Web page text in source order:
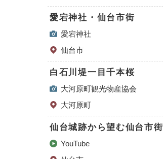
愛宕神社・仙台市街
愛宕神社
仙台市
白石川堤一目千本桜
大河原町観光物産協会
大河原町
仙台城跡から望む仙台市街
YouTube